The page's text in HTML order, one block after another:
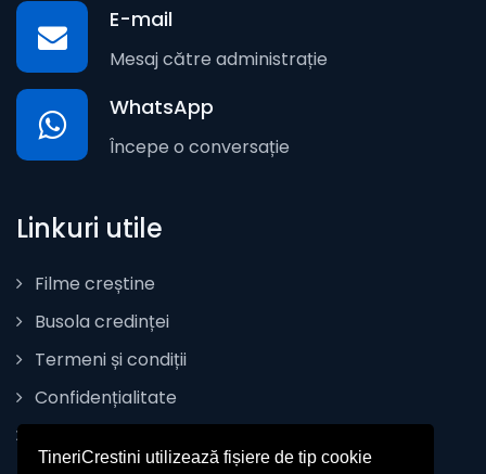
TineriCrestini utilizează fișiere de tip cookie
E-mail
Mesaj către administrație
WhatsApp
Începe o conversație
Linkuri utile
Filme creștine
Busola credinței
Termeni și condiții
Confidențialitate